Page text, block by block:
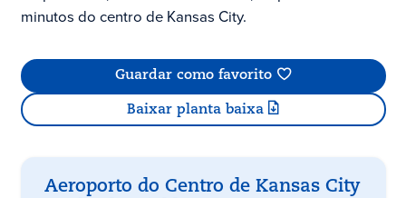
minutos do centro de Kansas City.
Guardar como favorito
Baixar planta baixa
Aeroporto do Centro de Kansas City